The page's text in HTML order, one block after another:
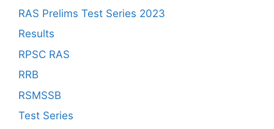
RAS Prelims Test Series 2023
Results
RPSC RAS
RRB
RSMSSB
Test Series